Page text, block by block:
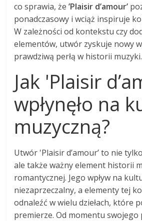
co sprawia, że’Plaisir d’amour’
ponadczasowy i wciąż inspiruje
W zależności od kontekstu czy
elementów, utwór zyskuje nowy
prawdziwą perłą w historii muzyki.
Jak 'Plaisir
wpłynęło na
muzyczną?
Utwór 'Plaisir d’amour’ to nie
ale także ważny element historii
romantycznej. Jego wpływ na
niezaprzeczalny, a elementy tej
odnaleźć w wielu dziełach, które
premierze. Od momentu swojego